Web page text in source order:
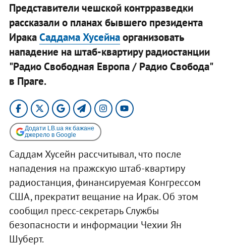
Представители чешской контрразведки
рассказали о планах бывшего президента
ИракаСаддама Хусейнаорганизовать
нападение на штаб-квартиру радиостанции
"Радио Свободная Европа / Радио Свобода"
в Праге.
Додати LB.ua як бажане
джерело в Google
Саддам Хусейн рассчитывал, что после
нападения на пражскую штаб-квартиру
радиостанция, финансируемая Конгрессом
США, прекратит вещание на Ирак. Об этом
сообщил пресс-секретарь Службы
безопасности и информации Чехии Ян
Шуберт.